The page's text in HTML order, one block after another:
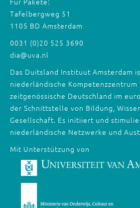
Tafelbergweg 51
1105 BD Amsterdam
0031 (0)20 525 3690
dia@uva.nl
Das Duitsland Instituut Amsterdam
niederländische Kompetenzzentrum
zeitgenössische Deutschland im
der Schnittstelle von Bildung,
Gesellschaft. Es initiiert und
niederländische Netzwerke und
Mit Unterstützung von